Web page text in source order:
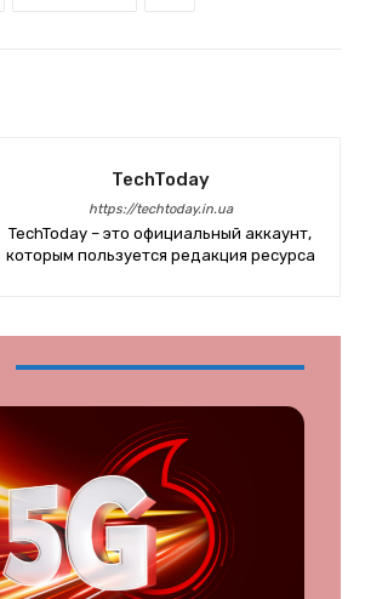
TechToday
https://techtoday.in.ua
TechToday – это официальный аккаунт,
которым пользуется редакция ресурса